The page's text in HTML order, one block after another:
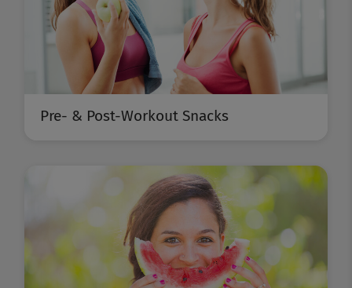
Pre- & Post-Workout Snacks